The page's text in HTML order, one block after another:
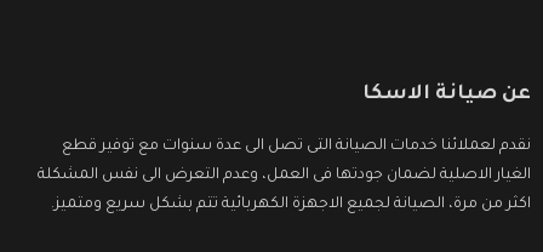
عن صيانة الاسكا
نقدم لعملائنا خدمات الصيانة التى تصل الى عدة سنوات مع توفير قطع
الغيار الاصلية لضمان جودتها فى العمل، وعدم التعرض الى نفس المشكلة
اكثر من مرة، الصيانة لجميع الاجهزة الكهربائية تتم بشكل سريع ومتميز.